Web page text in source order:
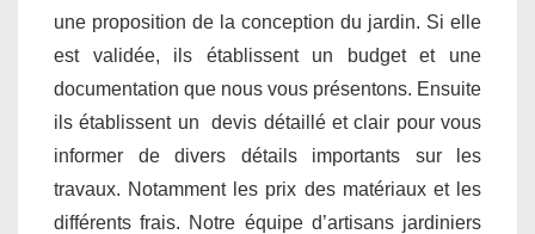
une proposition de la conception du jardin. Si elle
est validée, ils établissent un budget et une
documentation que nous vous présentons. Ensuite
ils établissent un devis détaillé et clair pour vous
informer de divers détails importants sur les
travaux. Notamment les prix des matériaux et les
différents frais. Notre équipe d’artisans jardiniers